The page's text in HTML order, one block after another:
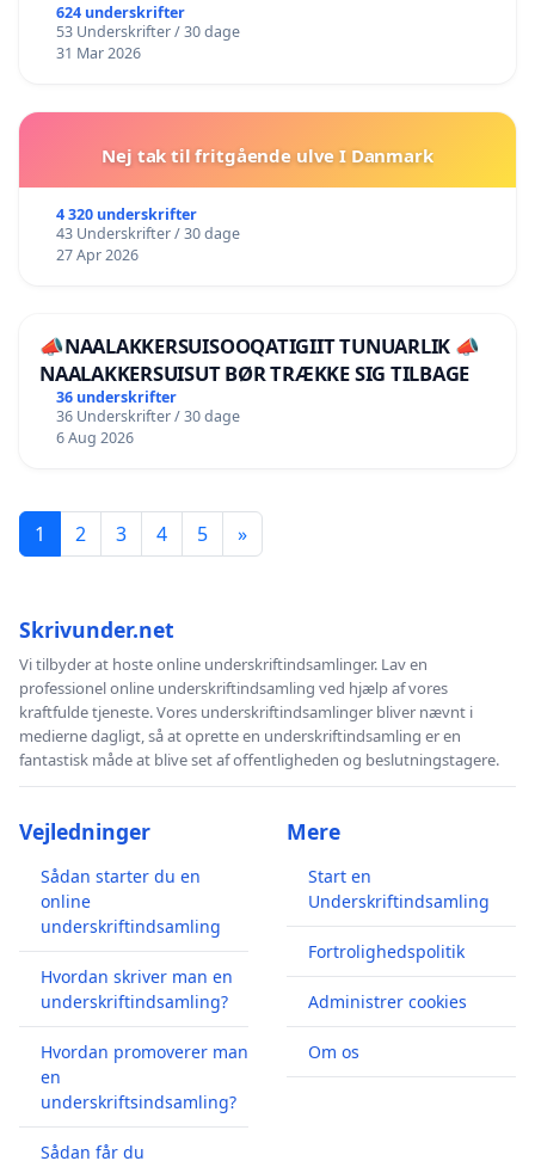
624 underskrifter
53 Underskrifter / 30 dage
31 Mar 2026
Nej tak til fritgående ulve I Danmark
4 320 underskrifter
43 Underskrifter / 30 dage
27 Apr 2026
📣NAALAKKERSUISOOQATIGIIT TUNUARLIK 📣
NAALAKKERSUISUT BØR TRÆKKE SIG TILBAGE
36 underskrifter
36 Underskrifter / 30 dage
6 Aug 2026
1 2 3 4 5 »
Skrivunder.net
Vi tilbyder at hoste online underskriftindsamlinger. Lav en
professionel online underskriftindsamling ved hjælp af vores
kraftfulde tjeneste. Vores underskriftindsamlinger bliver nævnt i
medierne dagligt, så at oprette en underskriftindsamling er en
fantastisk måde at blive set af offentligheden og beslutningstagere.
Vejledninger
Sådan starter du en
online
underskriftindsamling
Hvordan skriver man en
underskriftindsamling?
Hvordan promoverer man
en
underskriftsindsamling?
Sådan får du
Mere
Start en
Underskriftindsamling
Fortrolighedspolitik
Administrer cookies
Om os